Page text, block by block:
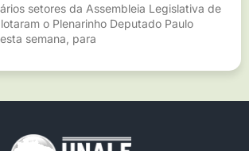
setores da Assembleia Legislativa de
o Plenarinho Deputado Paulo
semana, para